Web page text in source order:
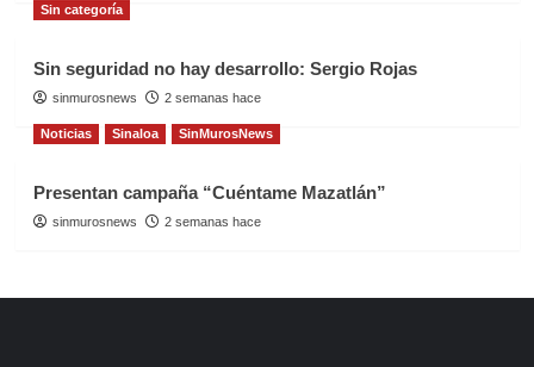
Sin categoría
Sin seguridad no hay desarrollo: Sergio Rojas
sinmurosnews 2 semanas hace
Noticias Sinaloa SinMurosNews
Presentan campaña “Cuéntame Mazatlán”
sinmurosnews 2 semanas hace